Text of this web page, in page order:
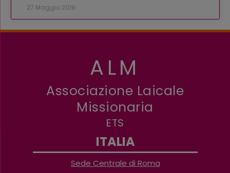
27 Maggio 2019
ALM
Associazione Laicale
Missionaria
ETS
ITALIA
Sede Centrale di Roma